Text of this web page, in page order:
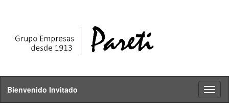
Bienvenido Invitado